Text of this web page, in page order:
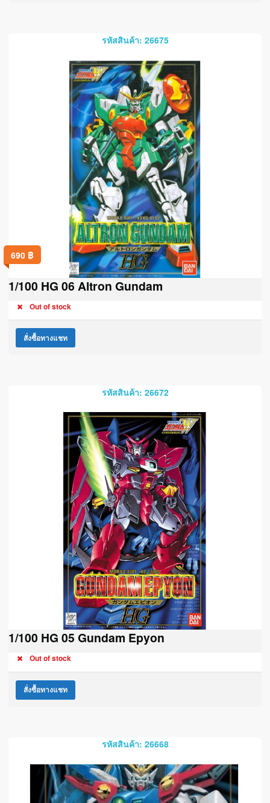
รหัสสินค้า: 26675
690 ฿
1/100 HG 06 Altron Gundam
Out of stock
สั่งซื้อทางแชท
รหัสสินค้า: 26672
1/100 HG 05 Gundam Epyon
Out of stock
สั่งซื้อทางแชท
รหัสสินค้า: 26668